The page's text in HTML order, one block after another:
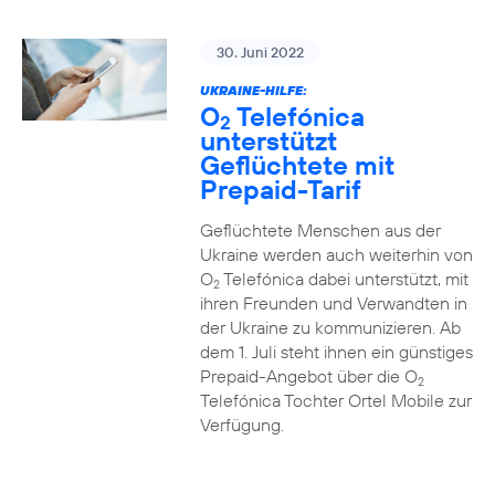
30. Juni 2022
UKRAINE-HILFE:
O2 Telefónica
unterstützt
Geflüchtete mit
Prepaid-Tarif
Geflüchtete Menschen aus der
Ukraine werden auch weiterhin von
O2Telefónica dabei unterstützt, mit
ihren Freunden und Verwandten in
der Ukraine zu kommunizieren. Ab
dem 1. Juli steht ihnen ein günstiges
Prepaid-Angebot über die O2
Telefónica Tochter Ortel Mobile zur
Verfügung.